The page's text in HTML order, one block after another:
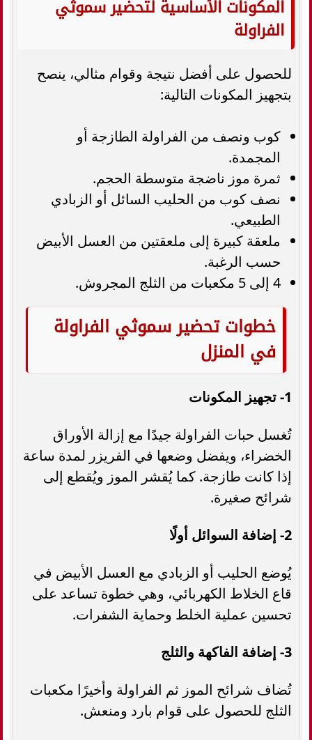
المكونات الأساسية لتحضير سموثي
الفراولة
للحصول على أفضل نتيجة وقوام مثالي، ينصح
بتجهيز المكونات التالية:
كوب ونصف من الفراولة الطازجة أو
المجمدة.
ثمرة موز ناضجة متوسطة الحجم.
نصف كوب من الحليب السائل أو الزبادي
الطبيعي.
ملعقة كبيرة إلى ملعقتين من العسل الأبيض
حسب الرغبة.
4 إلى 5 مكعبات من الثلج المجروش.
خطوات تحضير سموثي الفراولة
في المنزل
1- تجهيز المكونات
تُغسل حبات الفراولة جيدًا مع إزالة الأوراق
الخضراء، ويفضل وضعها في الفريزر لمدة ساعة
إذا كانت طازجة. كما يُقشر الموز ويُقطع إلى
شرائح صغيرة.
2- إضافة السوائل أولًا
يُوضع الحليب أو الزبادي مع العسل الأبيض في
قاع الخلاط الكهربائي، وهي خطوة تساعد على
تحسين عملية الخلط وحماية الشفرات.
3- إضافة الفاكهة والثلج
تُضاف شرائح الموز ثم الفراولة وأخيرًا مكعبات
الثلج للحصول على قوام بارد ومنعش.